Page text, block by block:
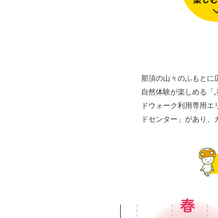
那須の山々のふもとに
自然体験が楽しめる「
ドウォーク利用専用
ドセンター」があり